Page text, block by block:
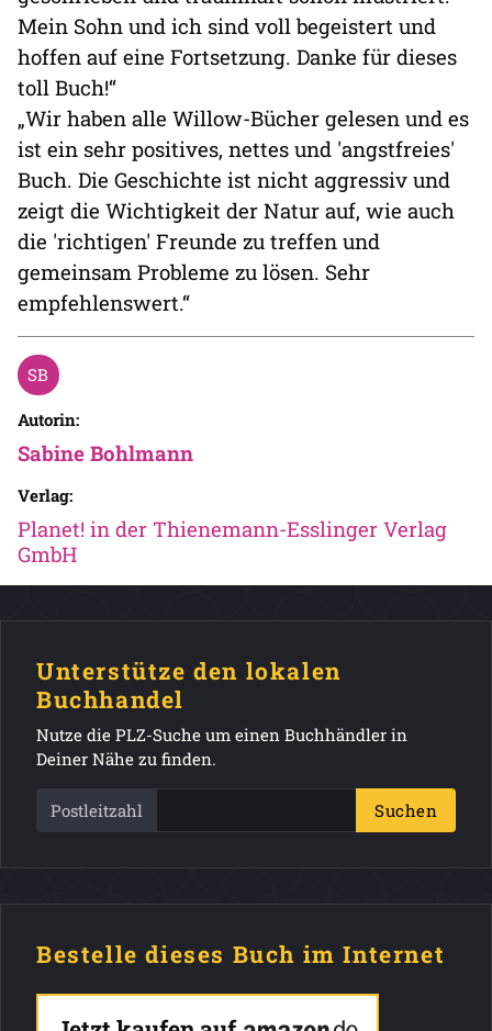
Mein Sohn und ich sind voll begeistert und
hoffen auf eine Fortsetzung. Danke für dieses
toll Buch!“
„Wir haben alle Willow-Bücher gelesen und es
ist ein sehr positives, nettes und 'angstfreies'
Buch. Die Geschichte ist nicht aggressiv und
zeigt die Wichtigkeit der Natur auf, wie auch
die 'richtigen' Freunde zu treffen und
gemeinsam Probleme zu lösen. Sehr
empfehlenswert.“
Autorin:
Sabine Bohlmann
Verlag:
Planet! in der Thienemann-Esslinger Verlag
GmbH
Unterstütze den lokalen
Buchhandel
Nutze die PLZ-Suche um einen Buchhändler in
Deiner Nähe zu finden.
Postleitzahl Suchen
Bestelle dieses Buch im Internet